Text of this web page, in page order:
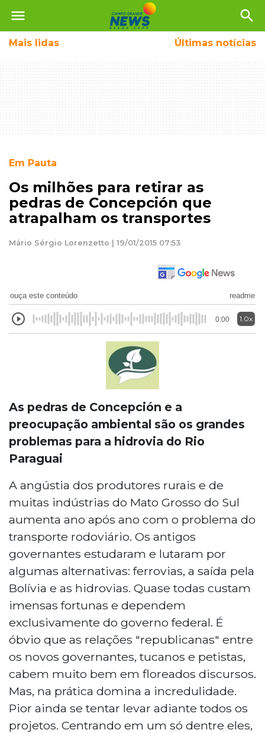
menu search
Mais lidas Últimas notícias
Em Pauta
Os milhões para retirar as
pedras de Concepción que
atrapalham os transportes
Mário Sérgio Lorenzetto | 19/01/2015 07:53
ouça este conteúdo readme
0:00 1.0x
As pedras de Concepción e a
preocupação ambiental são os grandes
problemas para a hidrovia do Rio
Paraguai
A angústia dos produtores rurais e de
muitas indústrias do Mato Grosso do Sul
aumenta ano após ano com o problema do
transporte rodoviário. Os antigos
governantes estudaram e lutaram por
algumas alternativas: ferrovias, a saída pela
Bolívia e as hidrovias. Quase todas custam
imensas fortunas e dependem
exclusivamente do governo federal. É
óbvio que as relações "republicanas" entre
os novos governantes, tucanos e petistas,
cabem muito bem em floreados discursos.
Mas, na prática domina a incredulidade.
Pior ainda se tentar levar adiante todos os
projetos. Centrando em um só dentre eles,